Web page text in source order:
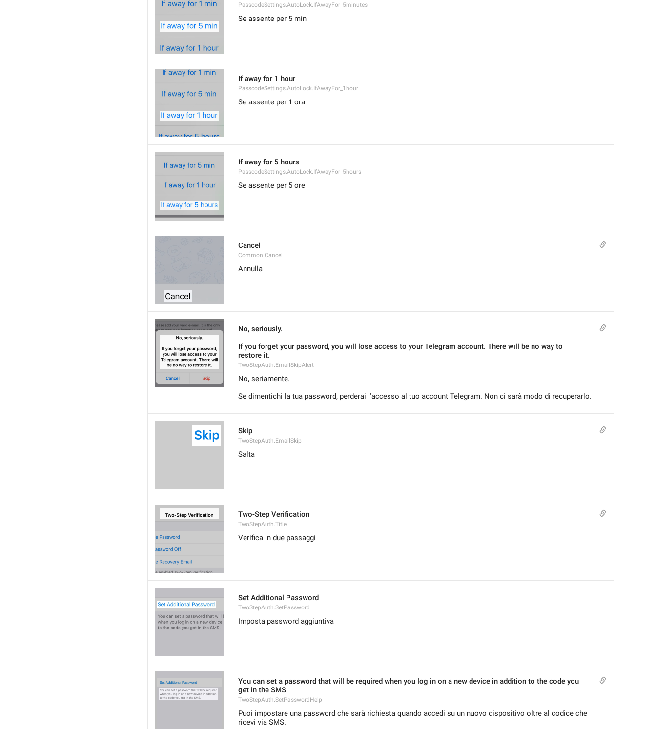
PasscodeSettings.AutoLock.IfAwayFor_5minutes
Se assente per 5 min
If away for 1 hour
PasscodeSettings.AutoLock.IfAwayFor_1hour
Se assente per 1 ora
If away for 5 hours
PasscodeSettings.AutoLock.IfAwayFor_5hours
Se assente per 5 ore
Cancel
Common.Cancel
Annulla
No, seriously.
If you forget your password, you will lose access to your Telegram account. There will be no way to
restore it.
TwoStepAuth.EmailSkipAlert
No, seriamente.
Se dimentichi la tua password, perderai l'accesso al tuo account Telegram. Non ci sarà modo di recuperarlo.
Skip
TwoStepAuth.EmailSkip
Salta
Two-Step Verification
TwoStepAuth.Title
Verifica in due passaggi
Set Additional Password
TwoStepAuth.SetPassword
Imposta password aggiuntiva
You can set a password that will be required when you log in on a new device in addition to the code you
get in the SMS.
TwoStepAuth.SetPasswordHelp
Puoi impostare una password che sarà richiesta quando accedi su un nuovo dispositivo oltre al codice che
ricevi via SMS.